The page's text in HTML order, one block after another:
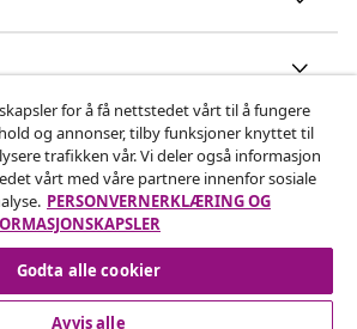
for å få nettstedet vårt til å fungere
og annonser, tilby funksjoner knyttet til
trafikken vår. Vi deler også informasjon
vårt med våre partnere innenfor sosiale
PERSONVERNERKLÆRING OG
Godta alle cookier
Avvis alle